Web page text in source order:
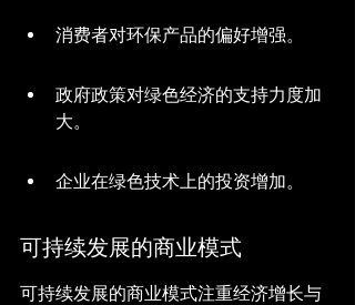
消费者对环保产品的偏好增强。
政府政策对绿色经济的支持力度加
大。
企业在绿色技术上的投资增加。
可持续发展的商业模式
可持续发展的商业模式注重经济增长与